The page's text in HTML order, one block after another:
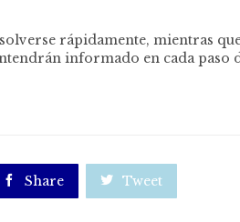
rápidamente, mientras
informado en cada paso
 Share  Tweet